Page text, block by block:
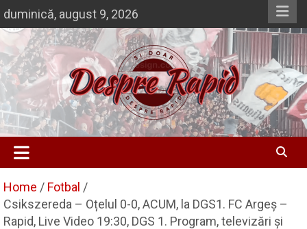
Skip
to
content
duminică, august 9, 2026
Despre Rapid
Si doar … despre Rapid
Home
Fotbal
Csikszereda – Oțelul 0-0, ACUM, la DGS1. FC Argeș –
Rapid, Live Video 19:30, DGS 1. Program, televizări și